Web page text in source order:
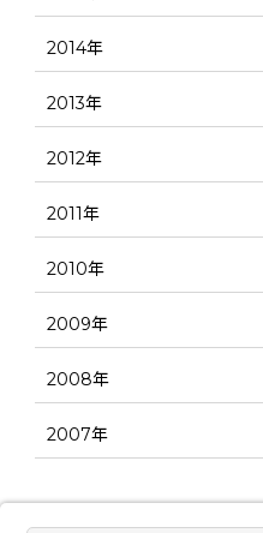
2014年
2013年
2012年
2011年
2010年
2009年
2008年
2007年